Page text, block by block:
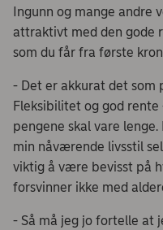
Ingunn og mange andre
attraktivt med den gode
som du får fra første
- Det er akkurat det som
Fleksibilitet og god
pengene skal vare
min nåværende livsstil
viktig å være bevisst på
forsvinner ikke med
- Så må jeg jo fortelle at